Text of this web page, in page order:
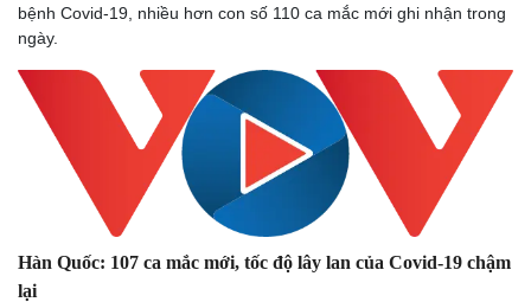
bệnh Covid-19, nhiều hơn con số 110 ca mắc mới ghi nhận trong
ngày.
Hàn Quốc: 107 ca mắc mới, tốc độ lây lan của Covid-19 chậm
lại